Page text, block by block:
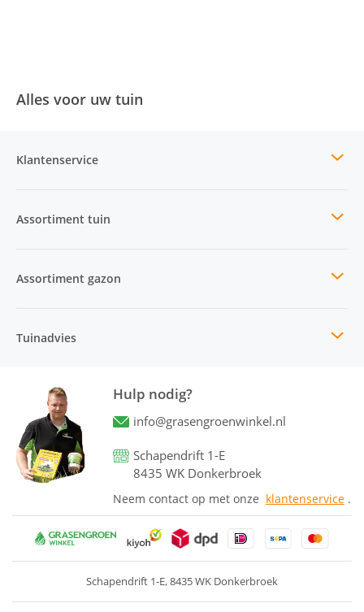
Alles voor uw tuin
Hulp nodig?
Neem contact op met onze klantenservice .
info@grasengroenwinkel.nl
Schapendrift 1-E
8435 WK Donkerbroek
Klantenservice
Assortiment tuin
Assortiment gazon
Tuinadvies
Schapendrift 1-E 8435 WK Donkerbroek